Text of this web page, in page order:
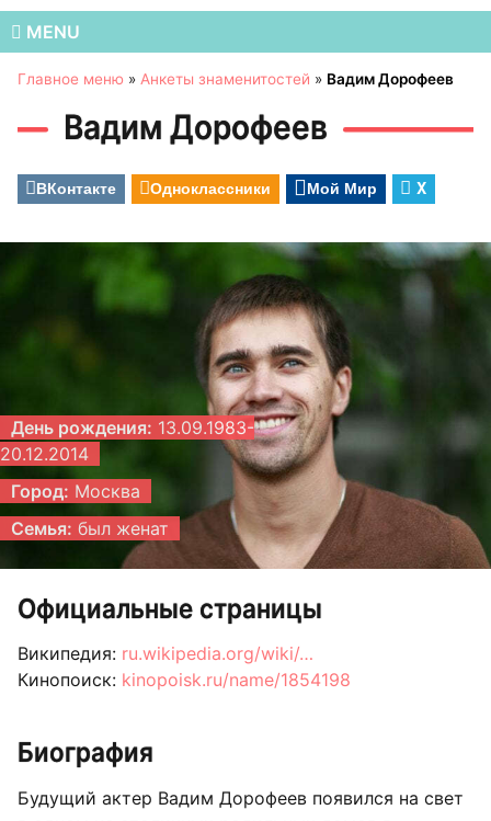
MENU
Главное меню » Анкеты знаменитостей » Вадим Дорофеев
Вадим Дорофеев
ВКонтакте Одноклассники Мой Мир X
День рождения: 13.09.1983-
20.12.2014
Город: Москва
Семья: был женат
Официальные страницы
Википедия: ru.wikipedia.org/wiki/…
Кинопоиск: kinopoisk.ru/name/1854198
Биография
Будущий актер Вадим Дорофеев появился на свет